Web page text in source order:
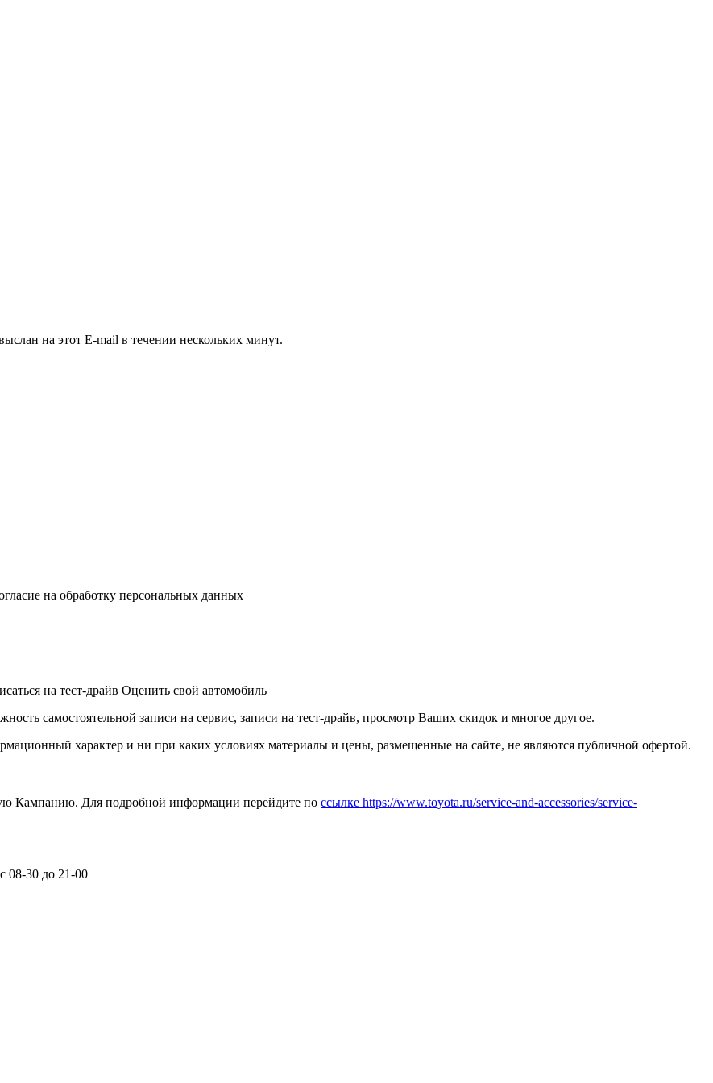
на этот E-mail в течении нескольких минут.
на обработку персональных данных
на тест-драйв Оценить свой автомобиль
самостоятельной записи на сервис, записи на тест-драйв, просмотр Ваших скидок и многое другое.
характер и ни при каких условиях материалы и цены, размещенные на сайте, не являются публичной офертой.
Кампанию. Для подробной информации перейдите по ссылке https://www.toyota.ru/service-and-accessories/service-
08-30 до 21-00